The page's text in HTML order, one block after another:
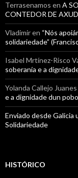
Terrasenamos en A
CONTEDOR DE
Vladimiren “Nós
solidariedade”
Isabel Mrtínez-Risco
soberanía e a
Yolanda Callejo Juanes
e a dignidade dun pobo
Enviado desde Galicia
Solidariedade
HISTÓRICO